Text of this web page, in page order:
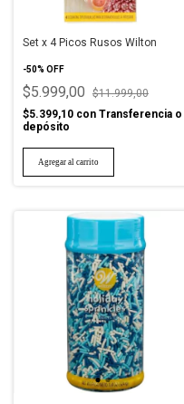
Set x 4 Picos Rusos Wilton
-50% OFF
$5.999,00
$11.999,00
$5.399,10 con Transferencia o
depósito